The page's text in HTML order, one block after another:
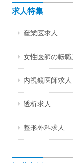
求人特集
産業医求人
女性医師の転職
内視鏡医師求人
透析求人
整形外科求人